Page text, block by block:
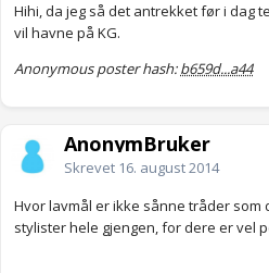
Hihi, da jeg så det antrekket før i dag
vil havne på KG.
Anonymous poster hash:b659d...a44
AnonymBruker
Skrevet 16. august 2014
Hvor lavmål er ikke sånne tråder
stylister hele gjengen, for dere er vel